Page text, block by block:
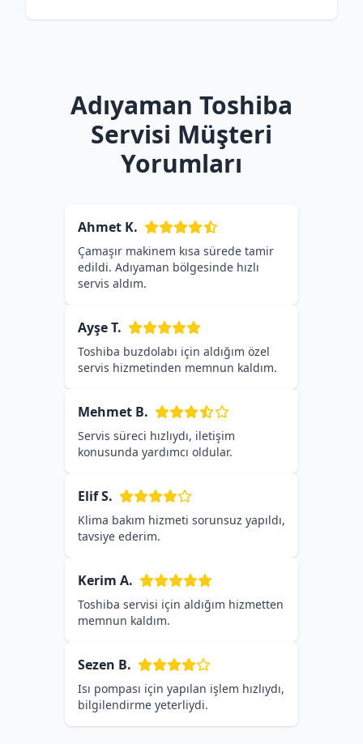
Adıyaman Toshiba
Servisi Müşteri
Yorumları
Ahmet K.
Çamaşır makinem kısa sürede tamir
edildi. Adıyaman bölgesinde hızlı
servis aldım.
Ayşe T.
Toshiba buzdolabı için aldığım özel
servis hizmetinden memnun kaldım.
Mehmet B.
Servis süreci hızlıydı, iletişim
konusunda yardımcı oldular.
Elif S.
Klima bakım hizmeti sorunsuz yapıldı,
tavsiye ederim.
Kerim A.
Toshiba servisi için aldığım hizmetten
memnun kaldım.
Sezen B.
Isı pompası için yapılan işlem hızlıydı,
bilgilendirme yeterliydi.